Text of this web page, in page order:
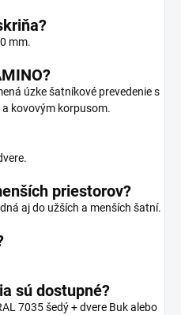
mm.
úzke šatníkové prevedenie s
kovovým korpusom.
priestorov?
aj do užších a menších šatní.
sú dostupné?
7035 šedý + dvere Buk alebo